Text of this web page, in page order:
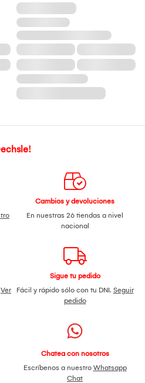
Cambios y devoluciones
En nuestras 26 tiendas a nivel
nacional
Ver
Sigue tu pedido
Fácil y rápido sólo con tu DNI. Seguir
pedido
Chatea con nosotros
Escríbenos a nuestro Whatsapp
Chat